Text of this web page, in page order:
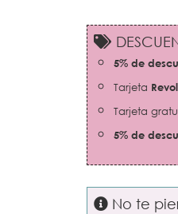
5% de
Tarjeta
Tarjeta
5% de
No te